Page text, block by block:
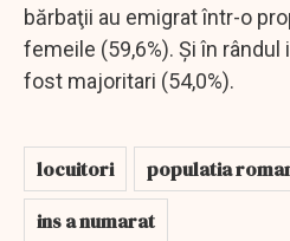
bărbaţii au emigrat într-o
femeile (59,6%). Şi în rândul
fost majoritari (54,0%).
locuitori populatia
ins a numarat